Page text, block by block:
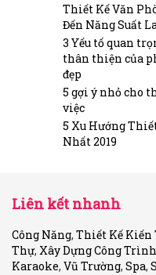
Thiết Kế Văn
Đến Năng Suất
3 Yếu tố quan
thân thiện của
đẹp
5 gợi ý nhỏ cho
việc
5 Xu Hướng
Nhất 2019
Liên kết nhanh
Công Năng, Thiết Kế Kiến
Thự, Xây Dựng Công Trình
Karaoke, Vũ Trường, Spa,